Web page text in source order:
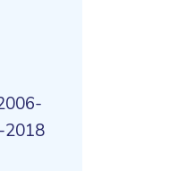
2018